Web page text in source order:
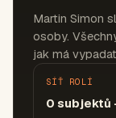
Martin Simon
osoby.
jak má
SÍŤ ROLÍ
0 subjektů